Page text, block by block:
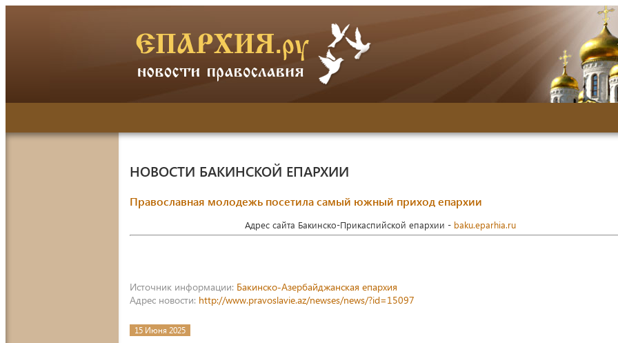
НОВОСТИ БАКИНСКОЙ ЕПАРХИИ
Православная молодежь посетила самый южный приход епархии
Адрес сайта Бакинско-Прикаспийской епархии - baku.eparhia.ru
Источник информации: Бакинско-Азербайджанская епархия
Адрес новости: http://www.pravoslavie.az/newses/news/?id=15097
15 Июня 2025